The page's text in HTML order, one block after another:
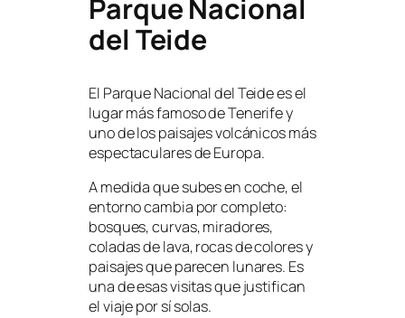
Parque Nacional
del Teide
El Parque Nacional del Teide es el
lugar más famoso de Tenerife y
uno de los paisajes volcánicos más
espectaculares de Europa.
A medida que subes en coche, el
entorno cambia por completo:
bosques, curvas, miradores,
coladas de lava, rocas de colores y
paisajes que parecen lunares. Es
una de esas visitas que justifican
el viaje por sí solas.